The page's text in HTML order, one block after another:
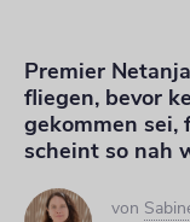
Premier
fliegen, bevor
gekommen sei,
scheint so nah
von